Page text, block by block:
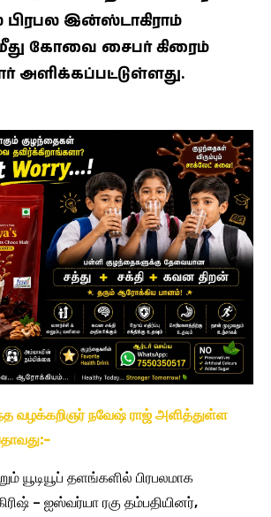
பிரபல இன்ஸ்டாகிராம்
கோவை சைபர் கிரைம்
அளிக்கப்பட்டுள்ளது.
வழக்கறிஞர் நவேஷ் ராஜ் அளித்துள்ள
யூடியூப் தளங்களில் பிரபலமாக
– ஐஸ்வர்யா ரகு தம்பதியினர்,